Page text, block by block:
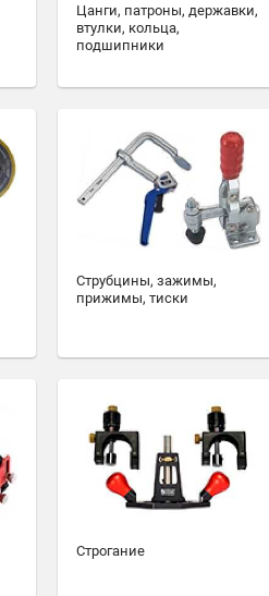
Цанги, патроны, державки,
втулки, кольца,
подшипники
Струбцины, зажимы,
прижимы, тиски
Строгание